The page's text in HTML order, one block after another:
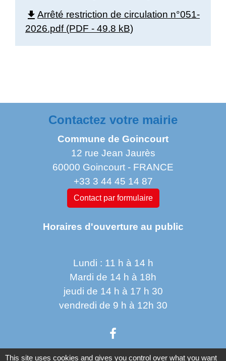
file_download Arrêté restriction de circulation n°051-
2026.pdf (PDF - 49.8 kB)
Contactez votre mairie
Commune de Goincourt
12 rue Jean Jaurès
60000 Goincourt - FRANCE
+33 3 44 45 14 87
Contact par formulaire
Horaires d'ouverture au public
Lundi : 11 h à 14 h
Mardi de 14 h à 18h
jeudi de 14 h à 17 h 30
vendredi de 9 h à 12h 30
This site uses cookies and gives you control over what you want